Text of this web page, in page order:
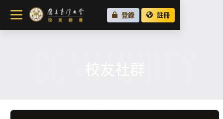
關於總會
最新消息
登錄 註冊